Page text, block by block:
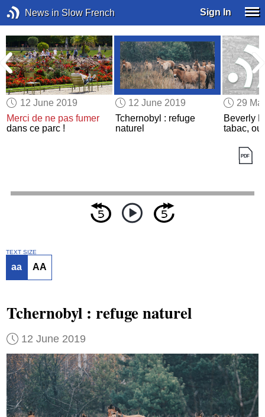
News in Slow French Sign In
12 June 2019
Merci de ne pas fumer
dans ce parc !
12 June 2019
Tchernobyl : refuge
naturel
29
Beverly
tabac,
TEXT SIZE
aa AA
Tchernobyl : refuge naturel
12 June 2019